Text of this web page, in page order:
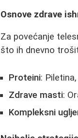
Osnove zdrave
Za povećanje
što ih dnevno
Proteini:
Zdrave masti:
Kompleksni